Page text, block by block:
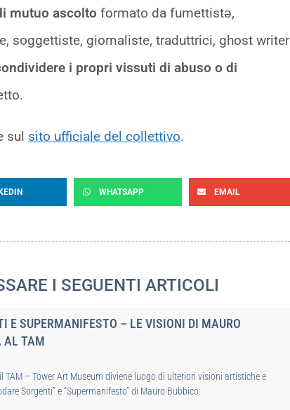
mutuo ascolto formato da fumettistǝ,
soggettiste, giornaliste, traduttrici, ghost writer
i propri vissuti di abuso o di
sul sito ufficiale del collettivo.
WHATSAPP EMAIL
I SEGUENTI ARTICOLI
E SUPERMANIFESTO – LE VISIONI DI MAURO
AL TAM
TAM – Tower Art Museum diviene luogo di ulteriori visioni artistiche e
Sorgenti” e “Supermanifesto” di Mauro Bubbico.